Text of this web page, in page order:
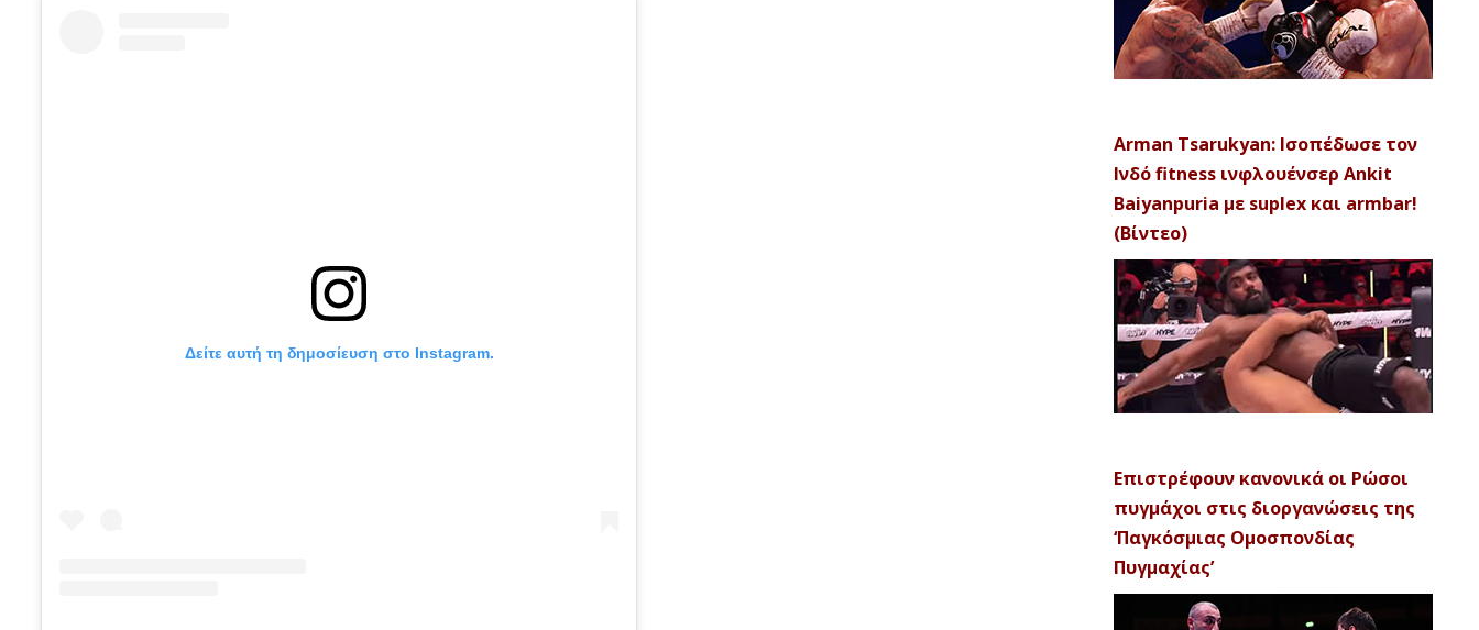
Δείτε αυτή τη δημοσίευση στο Instagram.
Arman Tsarukyan: Ισοπέδωσε τον
Ινδό fitness ινφλουένσερ Ankit
Baiyanpuria με suplex και armbar!
(Βίντεο)
Επιστρέφουν κανονικά οι Ρώσοι
πυγμάχοι στις διοργανώσεις της
‘Παγκόσμιας Ομοσπονδίας
Πυγμαχίας’